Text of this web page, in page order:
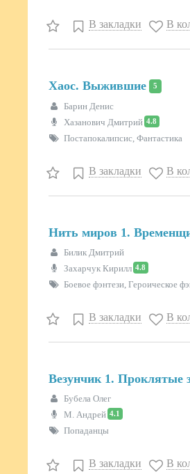
В закладки В
Хаос. Выжившие 5
Барин Денис
Хазанович Дмитрий 4.8
Постапокалипсис, Фантастика
В закладки В
Нить миров 1.
Билик Дмитрий
Захарчук Кирилл 4.8
Боевое фэнтези, Героическое
В закладки В
Везунчик 1. Проклятые
Бубела Олег
М. Андрей 4.1
Попаданцы
В закладки В